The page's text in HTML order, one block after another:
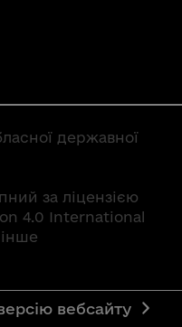
державної
за ліцензією
4.0 International
вебсайту